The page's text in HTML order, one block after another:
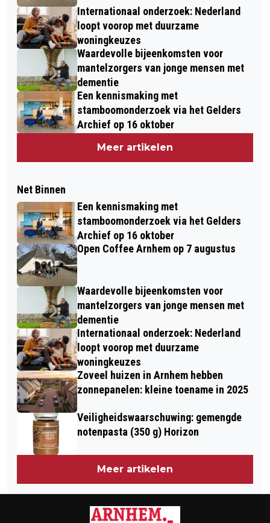
Internationaal onderzoek: Nederland
loopt voorop met duurzame
woningkeuzes
Waardevolle bijeenkomsten voor
mantelzorgers van jonge mensen met
dementie
Een kennismaking met
stamboomonderzoek via het Gelders
Archief op 16 oktober
Meer artikelen
Net Binnen
Een kennismaking met
stamboomonderzoek via het Gelders
Archief op 16 oktober
Open Coffee Arnhem op 7 augustus
Waardevolle bijeenkomsten voor
mantelzorgers van jonge mensen met
dementie
Internationaal onderzoek: Nederland
loopt voorop met duurzame
woningkeuzes
Zoveel huizen in Arnhem hebben
zonnepanelen: kleine toename in 2025
Veiligheidswaarschuwing: gemengde
notenpasta (350 g) Horizon
Meer artikelen